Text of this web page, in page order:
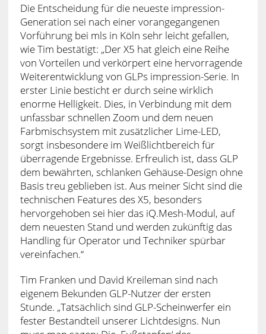
Die Entscheidung für die neueste impression-
Generation sei nach einer vorangegangenen
Vorführung bei mls in Köln sehr leicht gefallen,
wie Tim bestätigt: „Der X5 hat gleich eine Reihe
von Vorteilen und verkörpert eine hervorragende
Weiterentwicklung von GLPs impression-Serie. In
erster Linie besticht er durch seine wirklich
enorme Helligkeit. Dies, in Verbindung mit dem
unfassbar schnellen Zoom und dem neuen
Farbmischsystem mit zusätzlicher Lime-LED,
sorgt insbesondere im Weißlichtbereich für
überragende Ergebnisse. Erfreulich ist, dass GLP
dem bewährten, schlanken Gehäuse-Design ohne
Basis treu geblieben ist. Aus meiner Sicht sind die
technischen Features des X5, besonders
hervorgehoben sei hier das iQ.Mesh-Modul, auf
dem neuesten Stand und werden zukünftig das
Handling für Operator und Techniker spürbar
vereinfachen.“
Tim Franken und David Kreileman sind nach
eigenem Bekunden GLP-Nutzer der ersten
Stunde. „Tatsächlich sind GLP-Scheinwerfer ein
fester Bestandteil unserer Lichtdesigns. Nun